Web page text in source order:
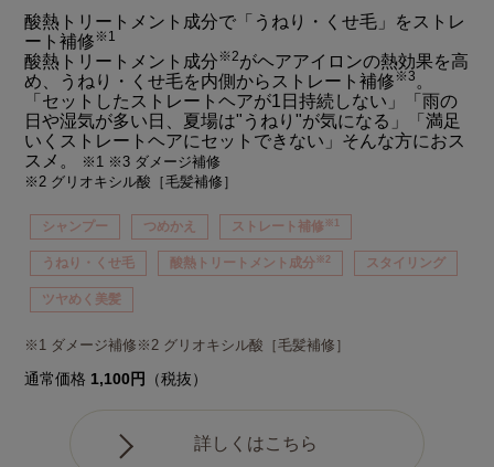
酸熱トリートメント成分で「うねり・くせ毛」をストレ
ート補修※1
酸熱トリートメント成分※2がヘアアイロンの熱効果を高
め、うねり・くせ毛を内側からストレート補修※3。
「セットしたストレートヘアが1日持続しない」「雨の
日や湿気が多い日、夏場は"うねり"が気になる」「満足
いくストレートヘアにセットできない」そんな方におス
スメ。
※1 ※3 ダメージ補修
※2 グリオキシル酸［毛髪補修］
シャンプー つめかえ ストレート補修※1
うねり・くせ毛 酸熱トリートメント成分※2 スタイリング
ツヤめく美髪
※1 ダメージ補修※2 グリオキシル酸［毛髪補修］
通常価格 1,100円 （税抜）
詳しくはこちら